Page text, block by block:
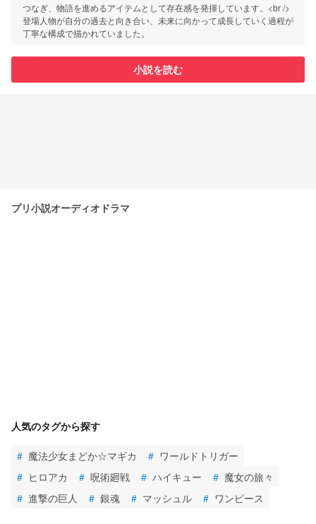
つなぎ、物語を進めるアイテムとして存在感を発揮しています。<br />
登場人物が自分の過去と向き合い、未来に向かって成長していく過程が
丁寧な構成で描かれていました。
小説を読む
プリ小説オーディオドラマ
人気のタグから探す
# 魔法少女まどか☆マギカ # ワールドトリガー
# ヒロアカ # 呪術廻戦 # ハイキュー # 魔女の旅々
# 進撃の巨人 # 銀魂 # マッシュル # ワンピース